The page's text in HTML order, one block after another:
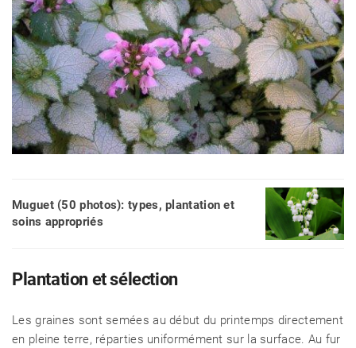
Muguet (50 photos): types, plantation et
soins appropriés
Plantation et sélection
Les graines sont semées au début du printemps directement
en pleine terre, réparties uniformément sur la surface. Au fur